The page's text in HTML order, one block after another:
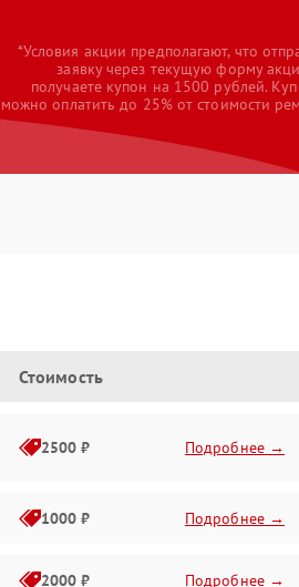
*Условия акции предполагают, что
заявку через текущую форму
получаете купон на 1500 рублей.
можно оплатить до 25% от стоимости
Стоимость
2500 ₽ Подробнее →
1000 ₽ Подробнее →
2000 ₽ Подробнее →